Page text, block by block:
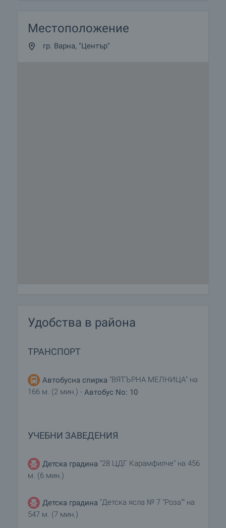
Местоположение
гр. Варна, "Център"
Удобства в района
ТРАНСПОРТ
Автобусна спирка "ВЯТЪРНА МЕЛНИЦА" на
166 м. (2 мин.) - Автобус No: 10
УЧЕБНИ ЗАВЕДЕНИЯ
Детска градина "28 ЦДГ Карамфилче" на 456
м. (6 мин.)
Детска градина "Детска ясла № 7 "Роза"" на
547 м. (7 мин.)